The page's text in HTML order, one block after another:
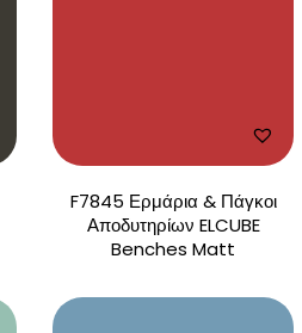
F7845 Ερμάρια & Πάγκοι
Αποδυτηρίων ELCUBE
Benches Matt